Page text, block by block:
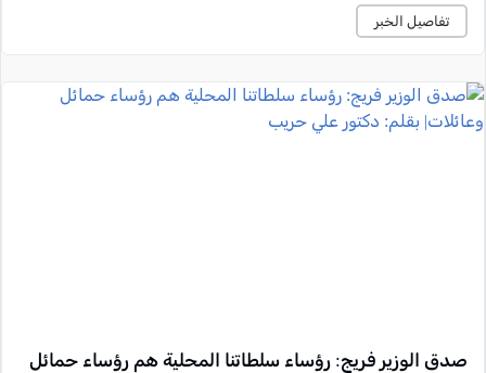
تفاصيل الخبر
صدق الوزير فريج: رؤساء سلطاتنا المحلية هم رؤساء حمائل